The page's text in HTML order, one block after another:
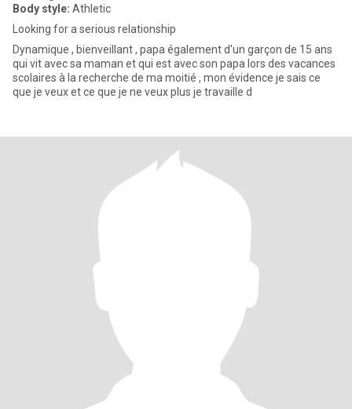
Body style: Athletic
Looking for a serious relationship
Dynamique , bienveillant , papa également d'un garçon de 15 ans
qui vit avec sa maman et qui est avec son papa lors des vacances
scolaires à la recherche de ma moitié , mon évidence je sais ce
que je veux et ce que je ne veux plus je travaille d